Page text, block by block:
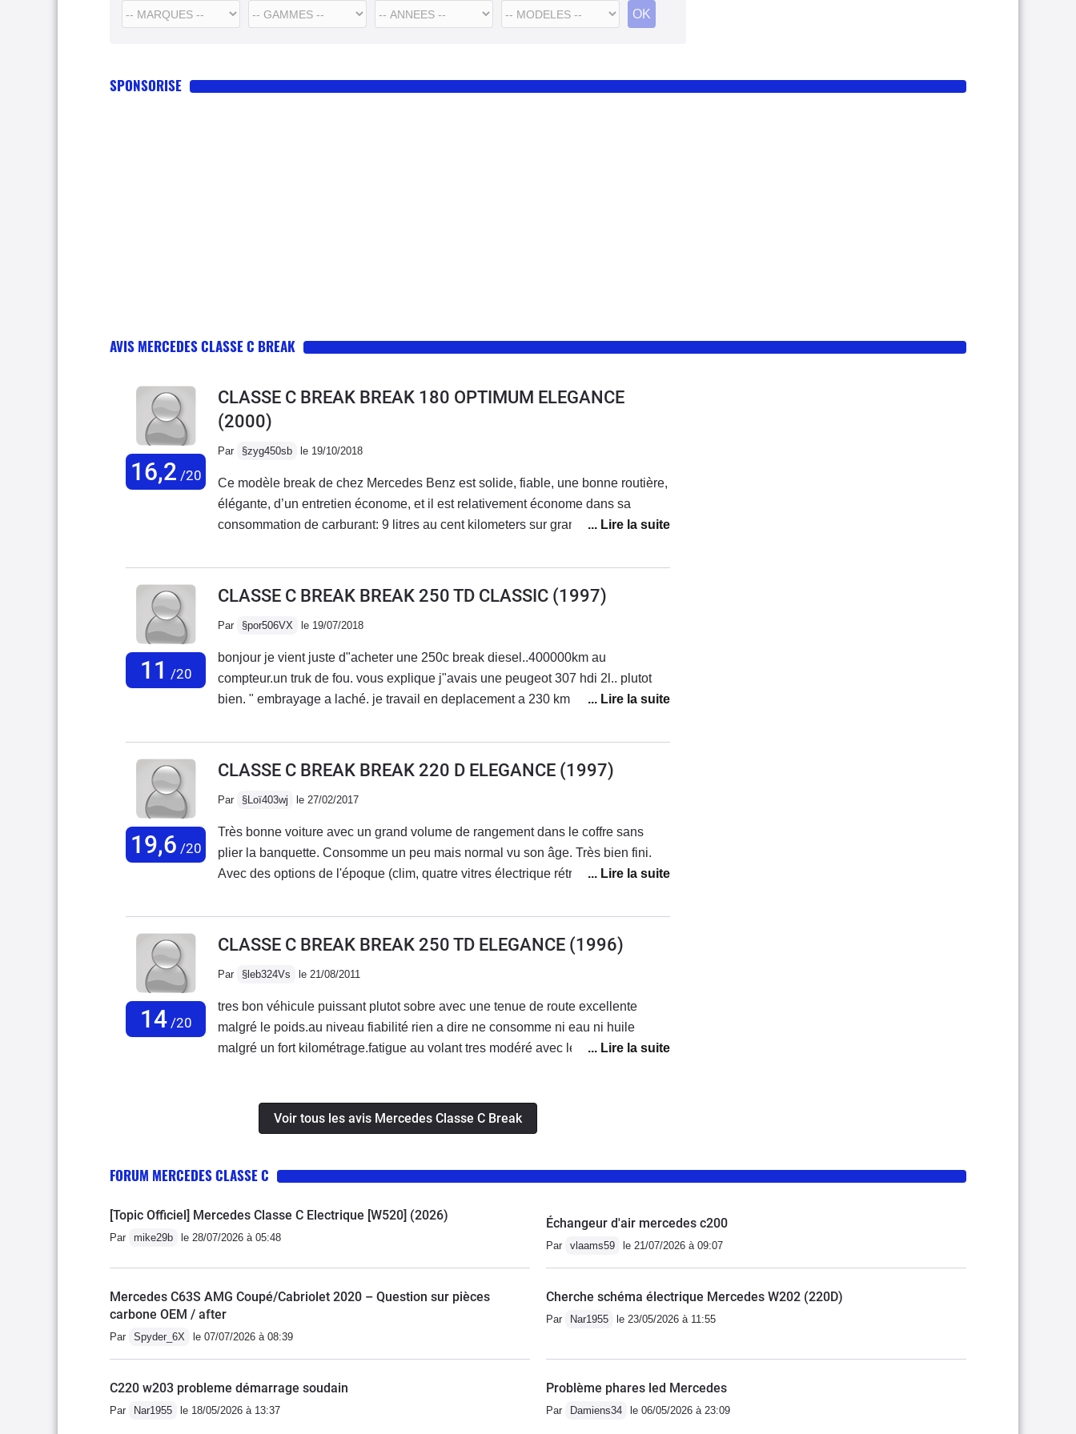
SPONSORISE
AVIS MERCEDES CLASSE C BREAK
16,2 /20
CLASSE C BREAK BREAK 180 OPTIMUM ELEGANCE
(2000)
Par §zyg450sb le 19/10/2018
Ce modèle break de chez Mercedes Benz est solide, fiable, une bonne routière,
élégante, d’un entretien économe, et il est relativement économe dans sa
consommation de carburant: 9 litres au cent kilometers sur grande route.
11 /20
CLASSE C BREAK BREAK 250 TD CLASSIC (1997)
Par §por506VX le 19/07/2018
bonjour je vient juste d"acheter une 250c break diesel..400000km au
compteur.un truk de fou. vous explique j"avais une peugeot 307 hdi 2l.. plutot
bien. " embrayage a laché. je travail en deplacement a 230 km de chez moi
chez moi je trouve une vielle voiture (la mercedes) j"apelle le propriétaire on fait
l"affaire.aprés les papiers reglés (assurance et carte grise) je prend direct
vendre la peugeot lol de suite.
19,6 /20
CLASSE C BREAK BREAK 220 D ELEGANCE (1997)
Par §Loï403wj le 27/02/2017
Très bonne voiture avec un grand volume de rangement dans le coffre sans
plier la banquette. Consomme un peu mais normal vu son âge. Très bien fini.
Avec des options de l'époque (clim, quatre vitres électrique rétroviseur réglable
inclinaison de l'assises sont au top pour bien etre installer pour conduire
14/20
CLASSE C BREAK BREAK 250 TD ELEGANCE (1996)
Par §leb324Vs le 21/08/2011
tres bon véhicule puissant plutot sobre avec une tenue de route excellente
malgré le poids.au niveau fiabilité rien a dire ne consomme ni eau ni huile
malgré un fort kilométrage.fatigue au volant tres modéré avec les sieges plutot
Voir tous les avis Mercedes Classe C Break
FORUM MERCEDES CLASSE C
[Topic Officiel] Mercedes Classe C Electrique [W520] (2026)
Par mike29b le 28/07/2026 à 05:48
Échangeur d'air mercedes c200
Par vlaams59 le 21/07/2026 à 09:07
Mercedes C63S AMG Coupé/Cabriolet 2020 – Question sur pièces
carbone OEM / after
Par Spyder_6X le 07/07/2026 à 08:39
Cherche schéma électrique Mercedes W202 (220D)
Par Nar1955 le 23/05/2026 à 11:55
C220 w203 probleme démarrage soudain
Par Nar1955 le 18/05/2026 à 13:37
Problème phares led Mercedes
Par Damiens34 le 06/05/2026 à 23:09